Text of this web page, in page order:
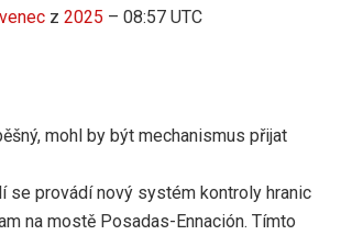
z 2025 – 08:57 UTC
mohl by být mechanismus přijat
se provádí nový systém kontroly hranic
na mostě Posadas-Ennación. Tímto